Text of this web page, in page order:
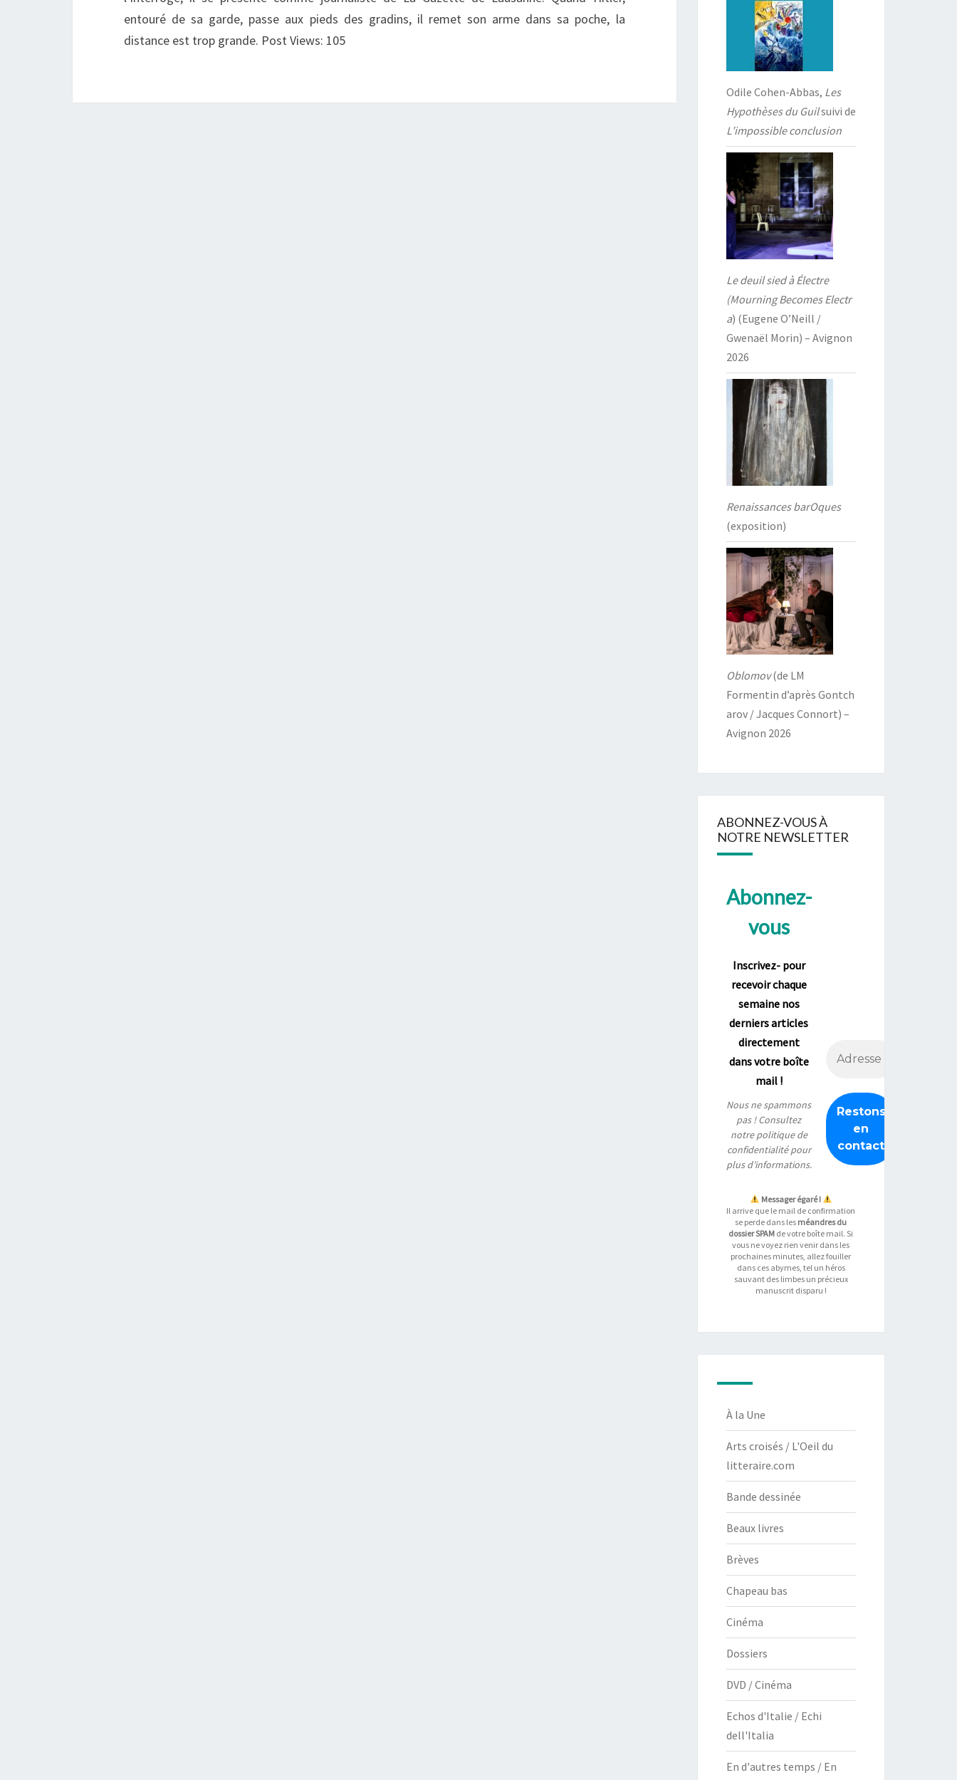
L’OMBRE
–
entouré de sa garde, passe aux pieds des gradins, il remet son arme dans sa poche, la
distance est trop grande. Post Views: 105
Odile Cohen-Abbas, Les
Hypothèses du Guilsuivi de
L’impossible conclusion
Le deuil sied à Électre
(Mourning Becomes Electr
a) (Eugene O’Neill /
Gwenaël Morin) – Avignon
2026
Renaissances barOques
(exposition)
Oblomov(de LM
Formentin d’après Gontch
arov / Jacques Connort) –
Avignon 2026
ABONNEZ-VOUS À
NOTRE NEWSLETTER
Abonnez-
vous
Inscrivez- pour
recevoir chaque
semaine nos
derniers articles
directement
dans votre boîte
mail !
Nous ne spammons
pas ! Consultez
notrepolitique de
confidentialitépour
plus d’informations.
Messager égaré !
Il arrive que le mail de confirmation
se perde dans les méandres du
dossier SPAM de votre boîte mail. Si
vous ne voyez rien venir dans les
prochaines minutes, allez fouiller
dans ces abymes, tel un héros
sauvant des limbes un précieux
manuscrit disparu !
À la Une
Arts croisés / L'Oeil du
litteraire.com
Bande dessinée
Beaux livres
Brèves
Chapeau bas
Cinéma
Dossiers
DVD / Cinéma
Echos d'Italie / Echi
dell'Italia
En d'autres temps / En